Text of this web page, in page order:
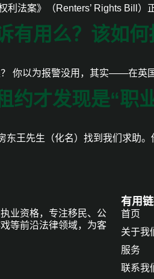
利法案》（Renters’ Rights Bill）
有用么？该如何
？ 你以为报警没用，其实——在英
约才发现是“职
东王先生（化名）找到我们求助
业资格，专注移民、公
等前沿法律领域，为客
有用
首页
关于我
服务
联系我